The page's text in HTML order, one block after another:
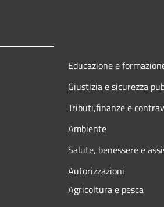
Educazione e
Giustizia e sicurezza
Tributi,finanze e
Ambiente
Salute, benessere e
Autorizzazioni
Agricoltura e pesca